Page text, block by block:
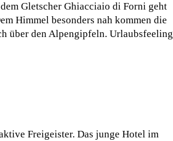
Gletscher Ghiacciaio di Forni geht
Himmel besonders nah kommen die
über den Alpengipfeln. Urlaubsfeeling
Freigeister. Das junge Hotel im